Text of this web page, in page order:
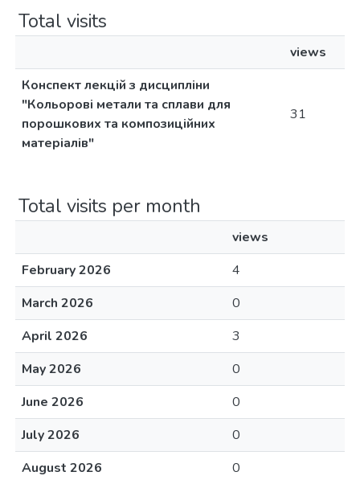
Total visits
views
Конспект лекцій з дисципліни
"Кольорові метали та сплави для
порошкових та композиційних
матеріалів"
31
Total visits per month
views
February 2026
4
March 2026
0
April 2026
3
May 2026
0
June 2026
0
July 2026
0
August 2026
0